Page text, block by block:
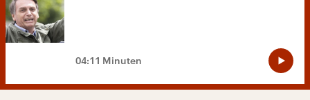
04:11 Minuten